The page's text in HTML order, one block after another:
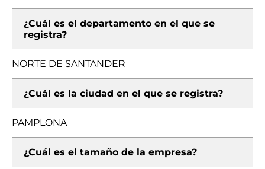
¿Cuál es el departamento en el que se
registra?
NORTE DE SANTANDER
¿Cuál es la ciudad en el que se registra?
PAMPLONA
¿Cuál es el tamaño de la empresa?